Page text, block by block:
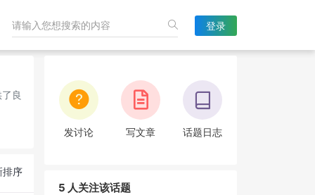
登录
良
排序
发讨论 写文章 话题日志
5 人关注该话题